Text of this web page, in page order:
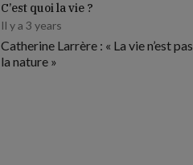
C’est quoi la vie ?
Il y a 3 years
Catherine Larrère : « La vie n’est pas
la nature »